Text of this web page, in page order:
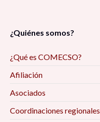
¿Quiénes somos?
¿Qué es COMECSO?
Afiliación
Asociados
Coordinaciones regionales